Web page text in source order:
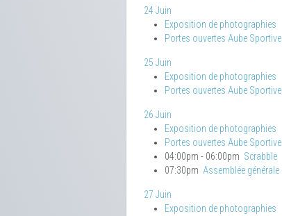
24 Juin
Exposition de photographies
Portes ouvertes Aube Sportive
25 Juin
Exposition de photographies
Portes ouvertes Aube Sportive
26 Juin
Exposition de photographies
Portes ouvertes Aube Sportive
04:00pm - 06:00pm Scrabble
07:30pm Assemblée générale
27 Juin
Exposition de photographies